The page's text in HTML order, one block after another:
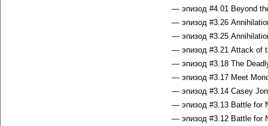
— эпизод #4.01 Beyond
— эпизод #3.26
— эпизод #3.25
— эпизод #3.21 Attack of
— эпизод #3.18 The
— эпизод #3.17 Meet
— эпизод #3.14 Casey
— эпизод #3.13 Battle for
— эпизод #3.12 Battle for